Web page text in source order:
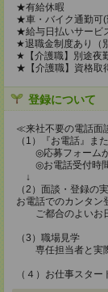
★有給休暇
★車・バイク通勤可
★給与日払いサービ
★退職金制度あり（
★【介護職】別途夜
★【介護職】資格取
登録について
≪来社不要の電話面
（1）『お電話』ま
◎応募フォームか
◎お電話受付時間
↓
（2）面談・登録の
お電話でのカンタン
ご都合のよいお日
（3）職場見学
専任担当者と実際
（４）お仕事スター